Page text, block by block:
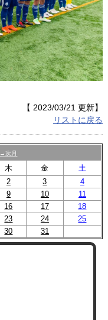
【 2023/03/21 更新】
リストに戻る
→次月
木 金
土
2 3
4
9 10
11
16 17
18
23 24
25
30 31